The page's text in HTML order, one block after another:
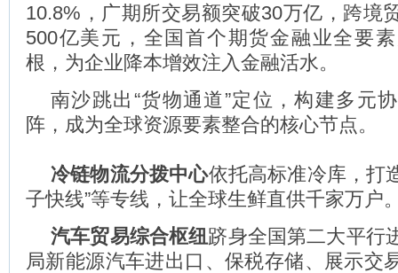
10.8%，广期所交易额突破30万亿，跨境
500亿美元，全国首个期货金融业全要
根，为企业降本增效注入金融活水。
南沙跳出“货物通道”定位，构建多元
阵，成为全球资源要素整合的核心节点。
冷链物流分拨中心依托高标准冷库，打
子快线”等专线，让全球生鲜直供千家万户
汽车贸易综合枢纽跻身全国第二大平行
局新能源汽车进出口、保税存储、展示交